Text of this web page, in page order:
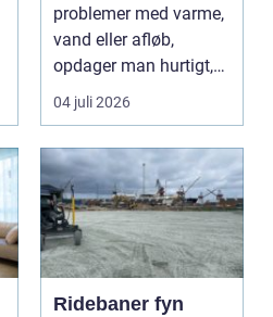
problemer med varme,
vand eller afløb,
opdager man hurtigt,
hvor afhængig
04 juli 2026
Ridebaner fyn